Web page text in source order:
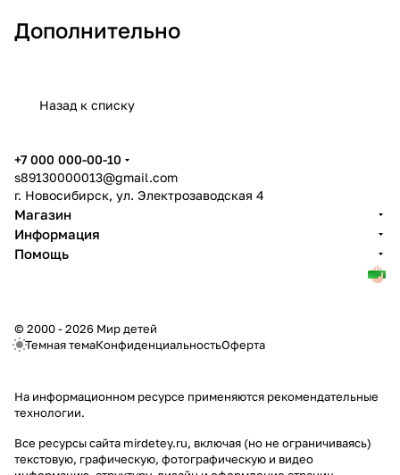
Дополнительно
Назад к списку
+7 000 000-00-10
s89130000013@gmail.com
г. Новосибирск, ул. Электрозаводская 4
Магазин
Информация
Помощь
© 2000 - 2026 Мир детей
Темная темаКонфиденциальностьОферта
На информационном ресурсе применяются рекомендательные
технологии.
Все ресурсы сайта mirdetey.ru, включая (но не ограничиваясь)
текстовую, графическую, фотографическую и видео